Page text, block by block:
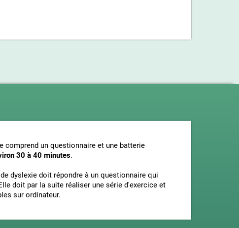
comprend un questionnaire et une batterie
30 à 40 minutes.
dyslexie doit répondre à un questionnaire qui
doit par la suite réaliser une série d'exercice et
sur ordinateur.